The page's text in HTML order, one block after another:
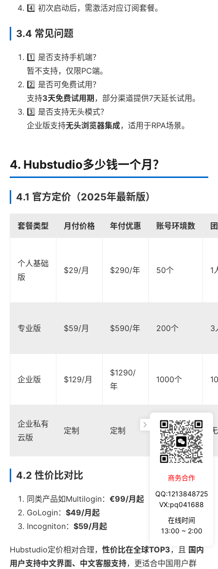
4️⃣ 初次启动后，需激活对应订阅套餐。
3.4 常见问题
1️⃣ 是否支持手机端？
暂不支持，仅限PC端。
2️⃣ 是否可免费试用？
支持3天免费试用期 ，部分渠道提供7天延长试用。
3️⃣ 是否支持无头模式？
企业版支持无头浏览器集成，适用于RPA场景。
4. Hubstudio多少钱一个月？
4.1 官方定价（2025年最新版）
套餐类型 月付价格 年付优惠 账号环境数
个人基础
版
$29/月 $290/年 50个 1
专业版 $59/月 $590/年 200个 3
企业版 $129/月
$1290/
年
1000个
企业私有
云版
定制 定制 无限
4.2 性价比对比
同类产品如Multilogin： €99/月起
GoLogin： $49/月起
Incogniton： $59/月起
Hubstudio定价相对合理， 性价比在全球TOP3，且 国内
用户支持中文界面、中文客服支持，更适合中国用户群
商务合作
QQ:1213848725
VX:pq041688
在线时间
13:00 ~ 2:00